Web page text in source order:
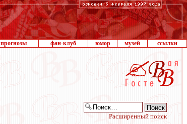
прогнозы фан-клуб юмор музей ссылки
Расширенный поиск